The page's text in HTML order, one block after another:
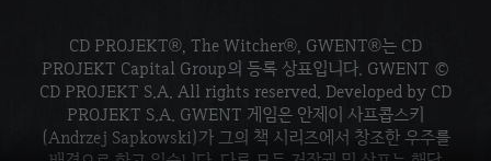
CD PROJEKT®, The Witcher®, GWENT®는 CD
PROJEKT Capital Group의 등록 상표입니다. GWENT ©
CD PROJEKT S.A. All rights reserved. Developed by CD
PROJEKT S.A. GWENT 게임은 안제이 사프콥스키
(Andrzej Sapkowski)가 그의 책 시리즈에서 창조한 우주를